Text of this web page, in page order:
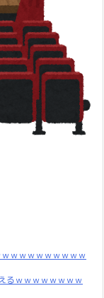
ｗｗｗｗｗｗｗｗｗ
るｗｗｗｗｗｗｗｗ